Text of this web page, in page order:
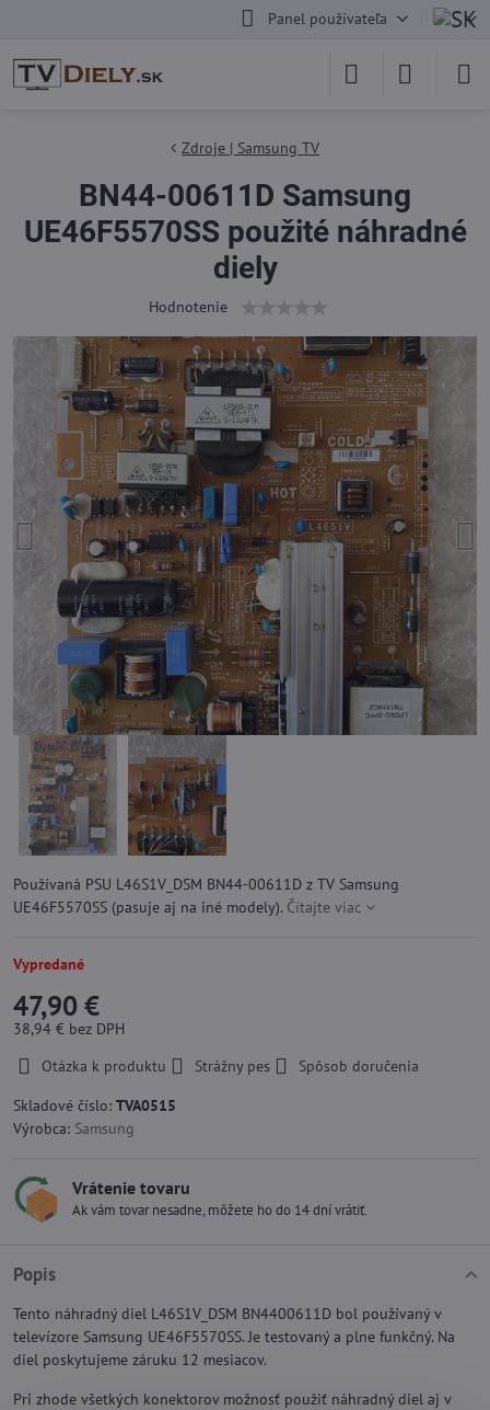
Panel používateľa
Zdroje | Samsung TV
BN44-00611D Samsung
UE46F5570SS použité náhradné
diely
Hodnotenie
Používaná PSU L46S1V_DSM BN44-00611D z TV Samsung
UE46F5570SS (pasuje aj na iné modely). Čítajte viac
Vypredané
47,90 €
38,94 € bez DPH
Otázka k produktu
Strážny pes
Spôsob doručenia
Skladové číslo: TVA0515
Výrobca: Samsung
Vrátenie tovaru
Ak vám tovar nesadne, môžete ho do 14 dní vrátiť.
Popis
Tento náhradný diel L46S1V_DSM BN4400611D bol používaný v
televízore Samsung UE46F5570SS. Je testovaný a plne funkčný. Na
diel poskytujeme záruku 12 mesiacov.
Pri zhode všetkých konektorov možnosť použiť náhradný diel aj v